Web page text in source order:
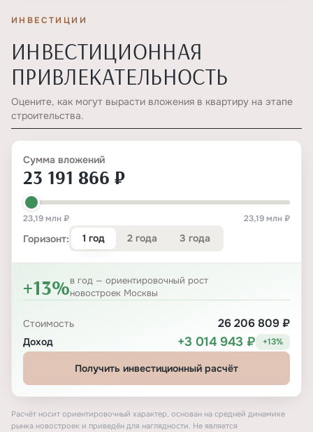
ИНВЕСТИЦИИ
ИНВЕСТИЦИОННАЯ
ПРИВЛЕКАТЕЛЬНОСТЬ
Оцените, как могут вырасти вложения в квартиру на этапе
строительства.
Сумма вложений
23 191 866 ₽
23,19 млн ₽ 23,19 млн ₽
Горизонт: 1 год 2 года 3 года
+13%в год — ориентировочный рост
новостроек Москвы
Стоимость 26 206 809 ₽
Доход +3 014 943 ₽ +13%
Получить инвестиционный расчёт
Расчёт носит ориентировочный характер, основан на средней динамике
рынка новостроек и приведён для наглядности. Не является